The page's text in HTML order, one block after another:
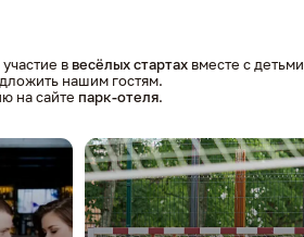
в весёлых стартахвместе с детьми
нашим гостям.
на сайте парк-отеля.